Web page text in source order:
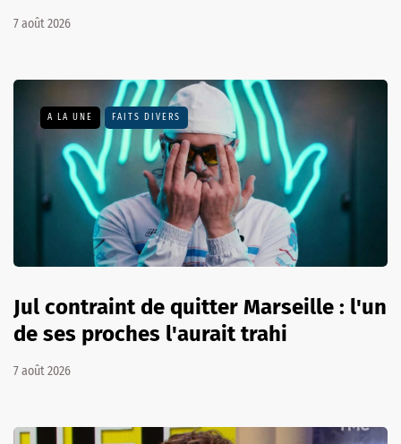
7 août 2026
A LA UNE FAITS DIVERS
Jul contraint de quitter Marseille : l'un
de ses proches l'aurait trahi
7 août 2026